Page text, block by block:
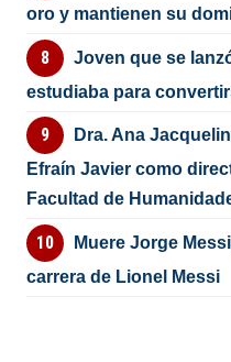
oro y mantienen su
Joven que se
estudiaba para
Dra. Ana
Efraín Javier como
Facultad de
Muere Jorge
carrera de Lionel Messi